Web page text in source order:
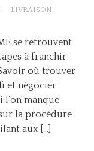
LIVRAISON
se retrouvent
à franchir
où trouver
et négocier
l’on manque
la procédure
aux […]